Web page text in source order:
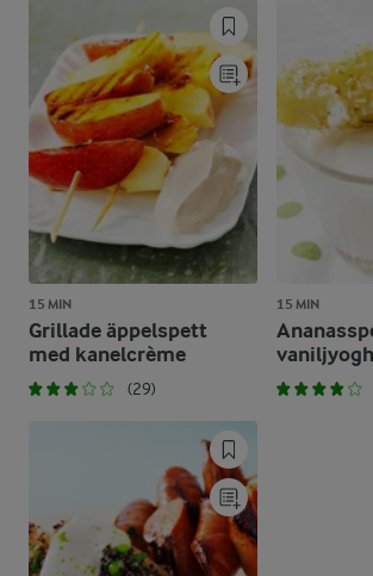
15 MIN
Grillade äppelspett
med kanelcrème
(29)
15 MIN